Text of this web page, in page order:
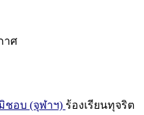
าศ
ชอบ (จุฬาฯ) ร้องเรียนทุจริต